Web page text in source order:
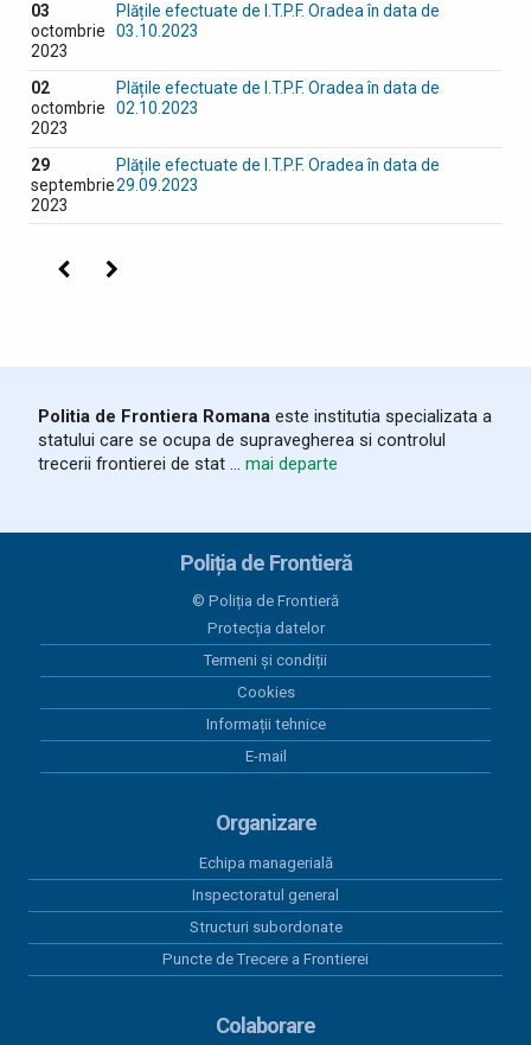
03
octombrie
2023
Plățile efectuate de I.T.P.F. Oradea în data de
03.10.2023
02
octombrie
2023
Plățile efectuate de I.T.P.F. Oradea în data de
02.10.2023
29
septembrie
2023
Plățile efectuate de I.T.P.F. Oradea în data de
29.09.2023
Precedenta
Politia de Frontiera Romana este institutia specializata a
statului care se ocupa de supravegherea si controlul
trecerii frontierei de stat ... mai departe
Poliția de Frontieră
© Poliția de Frontieră
Protecția datelor
Termeni și condiții
Cookies
Informații tehnice
E-mail
Organizare
Echipa managerială
Inspectoratul general
Structuri subordonate
Puncte de Trecere a Frontierei
Colaborare